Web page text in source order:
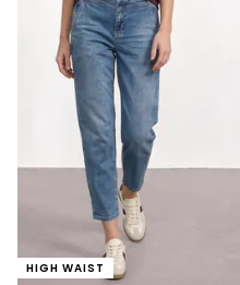
HIGH WAIST